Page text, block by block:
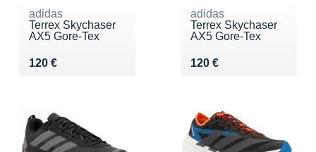
adidas
Terrex Skychaser
AX5 Gore-Tex
120 €
Vendu 120 €
adidas
Terrex Skychaser
AX5 Gore-Tex
120 €
Vendu 120 €